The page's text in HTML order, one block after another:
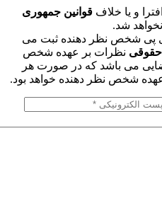
و یا خلاف قوانین جمهوری
شد.
پی شخص نظر دهنده ثبت می
نظرات بر عهده شخص
می باشد که در صورت هر
شخص نظر دهنده خواهد بود.